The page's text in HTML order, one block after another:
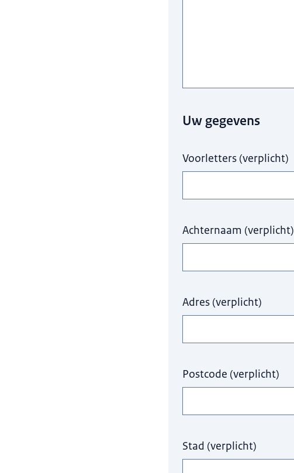
Uw gegevens
Voorletters (verplicht)
Achternaam (verplicht)
Adres (verplicht)
Postcode (verplicht)
Stad (verplicht)